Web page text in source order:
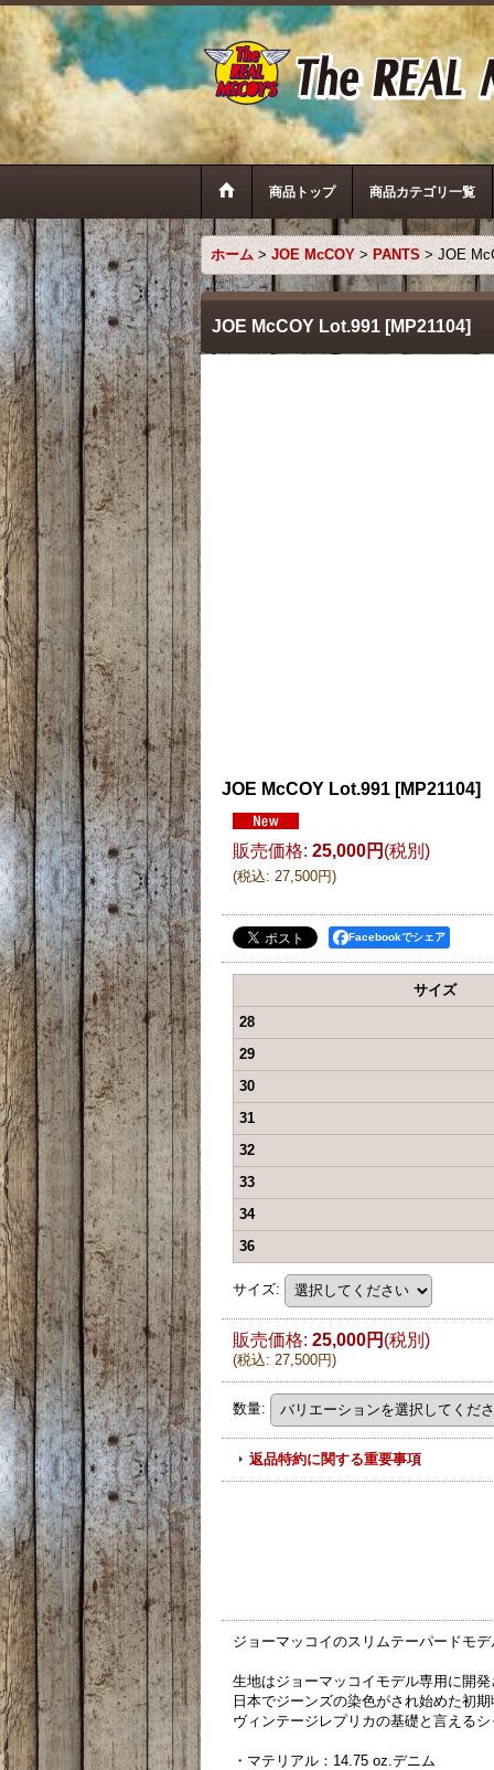
商品トップ 商品カテゴリ一覧
ホーム > JOE McCOY > PANTS > JOE
JOE McCOY Lot.991 [MP21104]
JOE McCOY Lot.991 [MP21104]
販売価格: 25,000円 (税別)
(税込: 27,500円)
Facebookでシェア
サイズ
28
29
30
31
32
33
34
36
サイズ:
販売価格: 25,000円 (税別)
(税込: 27,500円)
数量:
返品特約に関する重要事項
ジョーマッコイのスリムテーパードモデ
生地はジョーマッコイモデル専用に開
日本でジーンズの染色がされ始めた初
ヴィンテージレプリカの基礎と言える
・マテリアル：14.75 oz.デニム